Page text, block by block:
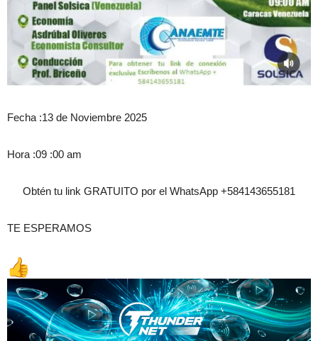
Fecha :13 de Noviembre 2025
Hora :09 :00 am
Obtén tu link GRATUITO por el WhatsApp +584143655181
TE ESPERAMOS